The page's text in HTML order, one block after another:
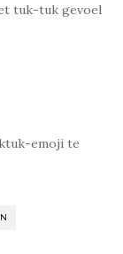
tuk-tuk gevoel
emoji te